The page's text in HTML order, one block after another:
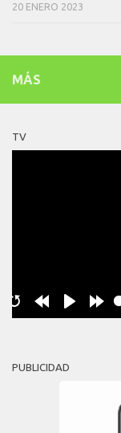
20 ENERO 2023
MÁS
TV
PUBLICIDAD